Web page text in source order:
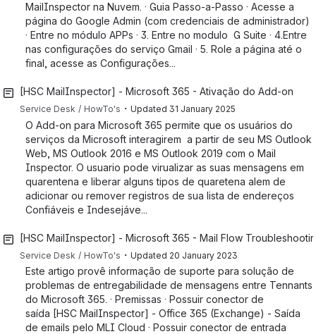
MailInspector na Nuvem. · Guia Passo-a-Passo · Acesse a
página do Google Admin (com credenciais de administrador)
· Entre no módulo APPs · 3. Entre no modulo G Suite · 4.Entre
nas configurações do serviço Gmail · 5. Role a página até o
final, acesse as Configurações...
[HSC MailInspector] - Microsoft 365 - Ativação do Add-on
Service Desk HowTo's ・ Updated 31 January 2025
O Add-on para Microsoft 365 permite que os usuários do
serviços da Microsoft interagirem a partir de seu MS Outlook
Web, MS Outlook 2016 e MS Outlook 2019 com o Mail
Inspector. O usuario pode virualizar as suas mensagens em
quarentena e liberar alguns tipos de quaretena alem de
adicionar ou remover registros de sua lista de endereços
Confiáveis e Indesejáve...
[HSC MailInspector] - Microsoft 365 - Mail Flow
Service Desk HowTo's ・ Updated 20 January 2023
Este artigo provê informação de suporte para solução de
problemas de entregabilidade de mensagens entre Tennants
do Microsoft 365. · Premissas · Possuir conector de
saída [HSC MailInspector] - Office 365 (Exchange) - Saída
de emails pelo MLI Cloud · Possuir conector de entrada